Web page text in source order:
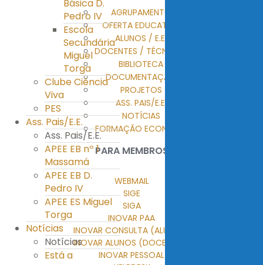
Básica D.
Pedro IV
Escola
Secundária
Miguel
Torga
Clube Ciência
Viva
PES
Ass. Pais/E.E.
Ass. Pais/E.E.
APEE EB nº 1
Massamá
APEE EB D.
Pedro IV
APEE ES Miguel
Torga
Notícias
Notícias
Está a
AGRUPAMENTO
OFERTA EDUCATIVA
ALUNOS / E.E.
DOCENTES / TÉCNICOS
BIBLIOTECA
DOCUMENTAÇÃO
PROJETOS
ASS. PAIS/E.E.
NOTÍCIAS
FORMAÇÃO ECONTENT
PARA MEMBROS
WEBMAIL
SIGE
SIGA
INOVAR PAA
INOVAR CONSULTA (ALUNOS)
INOVAR ALUNOS (DOCENTES)
INOVAR PESSOAL